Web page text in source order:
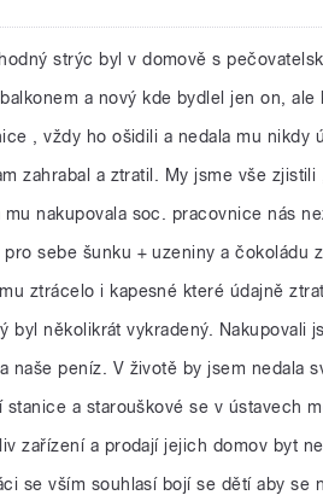
strýc byl v domově s
a nový kde bydlel jen on, ale
, vždy ho ošidili a nedala mu nikdy
zahrabal a ztratil. My jsme vše zjistili
nakupovala soc. pracovnice nás
sebe šunku + uzeniny a čokoládu
ztrácelo i kapesné které údajně
byl několikrát vykradený. Nakupovali
naše peníz. V životě by jsem nedala
a starouškové se v ústavech
zařízení a prodají jejich domov byt
se vším souhlasí bojí se dětí aby se